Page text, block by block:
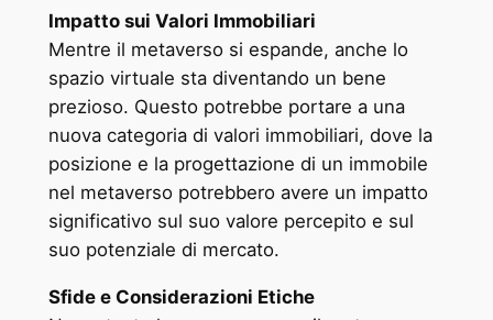
Impatto sui Valori Immobiliari
Mentre il metaverso si espande, anche lo
spazio virtuale sta diventando un bene
prezioso. Questo potrebbe portare a una
nuova categoria di valori immobiliari, dove la
posizione e la progettazione di un immobile
nel metaverso potrebbero avere un impatto
significativo sul suo valore percepito e sul
suo potenziale di mercato.
Sfide e Considerazioni Etiche